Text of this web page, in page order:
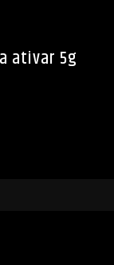
ativar 5g